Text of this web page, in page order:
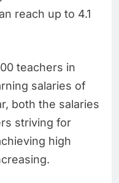
reach up to 4.1
teachers in
salaries of
both the salaries
striving for
high